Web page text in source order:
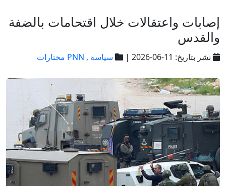
إصابات واعتقالات خلال اقتحامات بالضفة
والقدس
نشر بتاريخ: 11-06-2026 | سياسة , PNN مختارات